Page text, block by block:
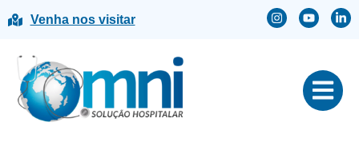
Venha nos visitar